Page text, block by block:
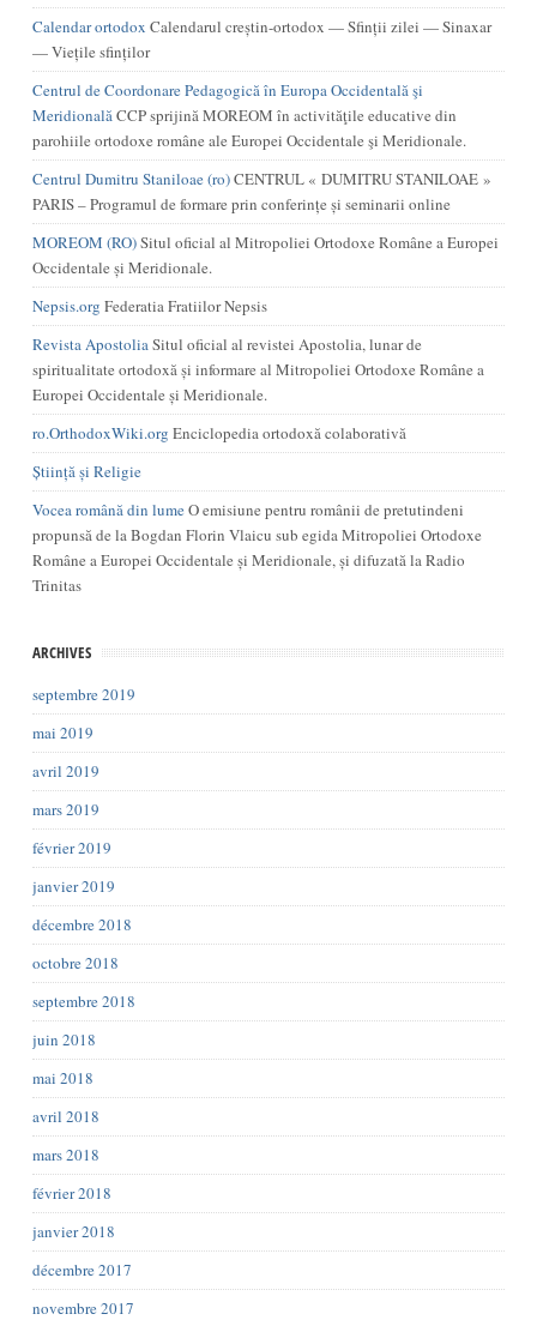
Calendar ortodox Calendarul creștin-ortodox — Sfinții zilei — Sinaxar
— Viețile sfinților
Centrul de Coordonare Pedagogică în Europa Occidentală şi
MeridionalăCCP sprijină MOREOM în activităţile educative din
parohiile ortodoxe române ale Europei Occidentale şi Meridionale.
Centrul Dumitru Staniloae (ro)CENTRUL « DUMITRU STANILOAE »
PARIS – Programul de formare prin conferințe și seminarii online
MOREOM (RO)Situl oficial al Mitropoliei Ortodoxe Române a Europei
Occidentale și Meridionale.
Nepsis.org Federatia Fratiilor Nepsis
Revista ApostoliaSitul oficial al revistei Apostolia, lunar de
spiritualitate ortodoxă și informare al Mitropoliei Ortodoxe Române a
Europei Occidentale și Meridionale.
ro.OrthodoxWiki.org Enciclopedia ortodoxă colaborativă
Știință și Religie
Vocea română din lumeO emisiune pentru românii de pretutindeni
propunsă de la Bogdan Florin Vlaicu sub egida Mitropoliei Ortodoxe
Române a Europei Occidentale și Meridionale, și difuzată la Radio
Trinitas
ARCHIVES
septembre 2019
mai 2019
avril 2019
mars 2019
février 2019
janvier 2019
décembre 2018
octobre 2018
septembre 2018
juin 2018
mai 2018
avril 2018
mars 2018
février 2018
janvier 2018
décembre 2017
novembre 2017